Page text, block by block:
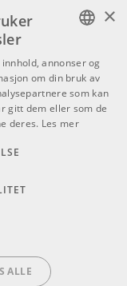
Kr 1666/stk
Kr 92981
NORWEGIAN
×
annonser og
om din bruk av
som kan
gitt dem eller som de
deres. Les mer
ALLE